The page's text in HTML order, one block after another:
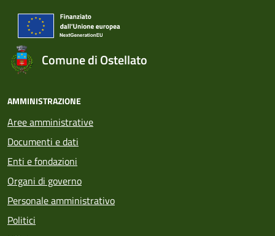
Comune di Ostellato
AMMINISTRAZIONE
Aree amministrative
Documenti e dati
Enti e fondazioni
Organi di governo
Personale amministrativo
Politici